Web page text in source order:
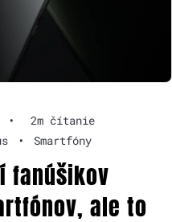
•
2m čítanie
• Smartfóny
fanúšikov
ale to